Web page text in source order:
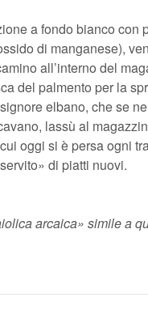
a fondo bianco con
di manganese),
all’interno del
del palmento per la
elbano, che se
lassù al
oggi si è persa ogni
di piatti nuovi.
arcaica» simile a